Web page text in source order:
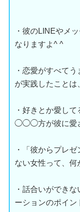
・彼のLINEやメ
なりますよ^ ^
・恋愛がすべて
が実践したことは
・好きとか愛し
◯◯◯方が彼に愛
・「彼からプレ
ない女性って、何
・話合いができ
ーションのポイン